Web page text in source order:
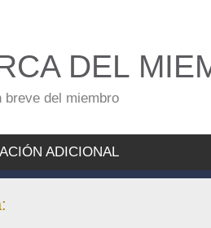
DEL
breve del miembro
ADICIONAL